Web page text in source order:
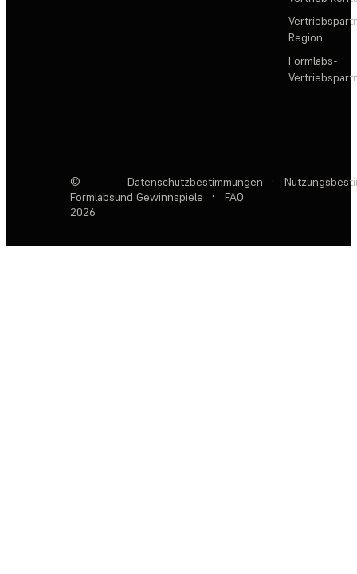
Region
Formlabs-
©
Formlabs
2026
Datenschutzbestimmungen ·
und Gewinnspiele
· FAQ